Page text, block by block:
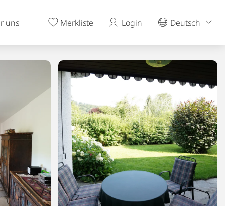
uns Merkliste Login Deutsch